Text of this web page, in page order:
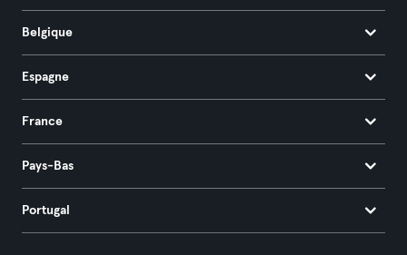
Belgique
Espagne
France
Pays-Bas
Portugal